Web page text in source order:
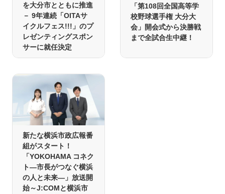
を大分市とともに推進
－ 9年連続「OITAサ
イクルフェス!!!」のプ
レゼンティングスポン
サーに就任決定
「第108回全国高等学
校野球選手権 大分大
会」開会式から決勝戦
まで全試合生中継！
新たな横浜市政広報番
組がスタート！
「YOKOHAMA コネク
ト―市長がつなぐ横浜
の人と未来―」放送開
始～J:COMと横浜市